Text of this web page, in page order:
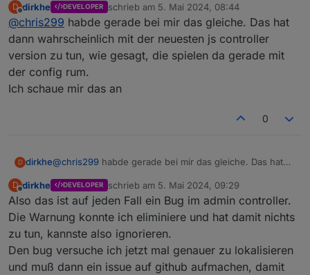
funktioniert. :-(
allerdings kann ich garkeine Events anlegen:
führt zu
die konsolenfehlermeldung muss ich noch
rausfinden...
D
Offline
dirkhe DEVELOPER schrieb am 5. Mai 2024, 08:44
zuletzt editiert von
@chris299 habde gerade bei mir das gleiche. Das hat
dann wahrscheinlich mit der neuesten js controller
version zu tun, wie gesagt, die spielen da gerade mit
der config rum.
Ich schaue mir das an
0
D dirkhe@chris299 habde gerade bei mir das gleiche. Das hat
version zu tun, wie gesagt, die spielen da gerade mit
der config rum.
Ich schaue mir das an
D
Offline
dirkhe DEVELOPER schrieb am 5. Mai 2024, 09:29
zuletzt editiert von
Also das ist auf jeden Fall ein Bug im admin controller.
Die Warnung konnte ich eliminiere und hat damit nichts
zu tun, kannste also ignorieren.
Den bug versuche ich jetzt mal genauer zu lokalisieren
und muß dann ein issue auf github aufmachen, damit